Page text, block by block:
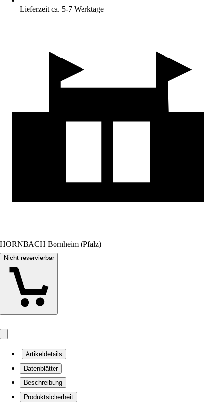
Lieferzeit ca. 5-7 Werktage
HORNBACH Bornheim (Pfalz)
Nicht reservierbar
Artikeldetails
Datenblätter
Beschreibung
Produktsicherheit